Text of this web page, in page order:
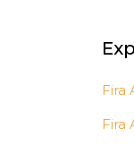
Fira
Fira